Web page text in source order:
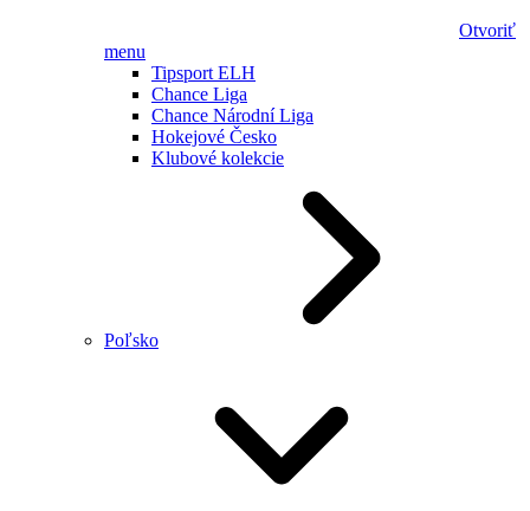
Otvoriť
menu
Tipsport ELH
Chance Liga
Chance Národní Liga
Hokejové Česko
Klubové kolekcie
Poľsko